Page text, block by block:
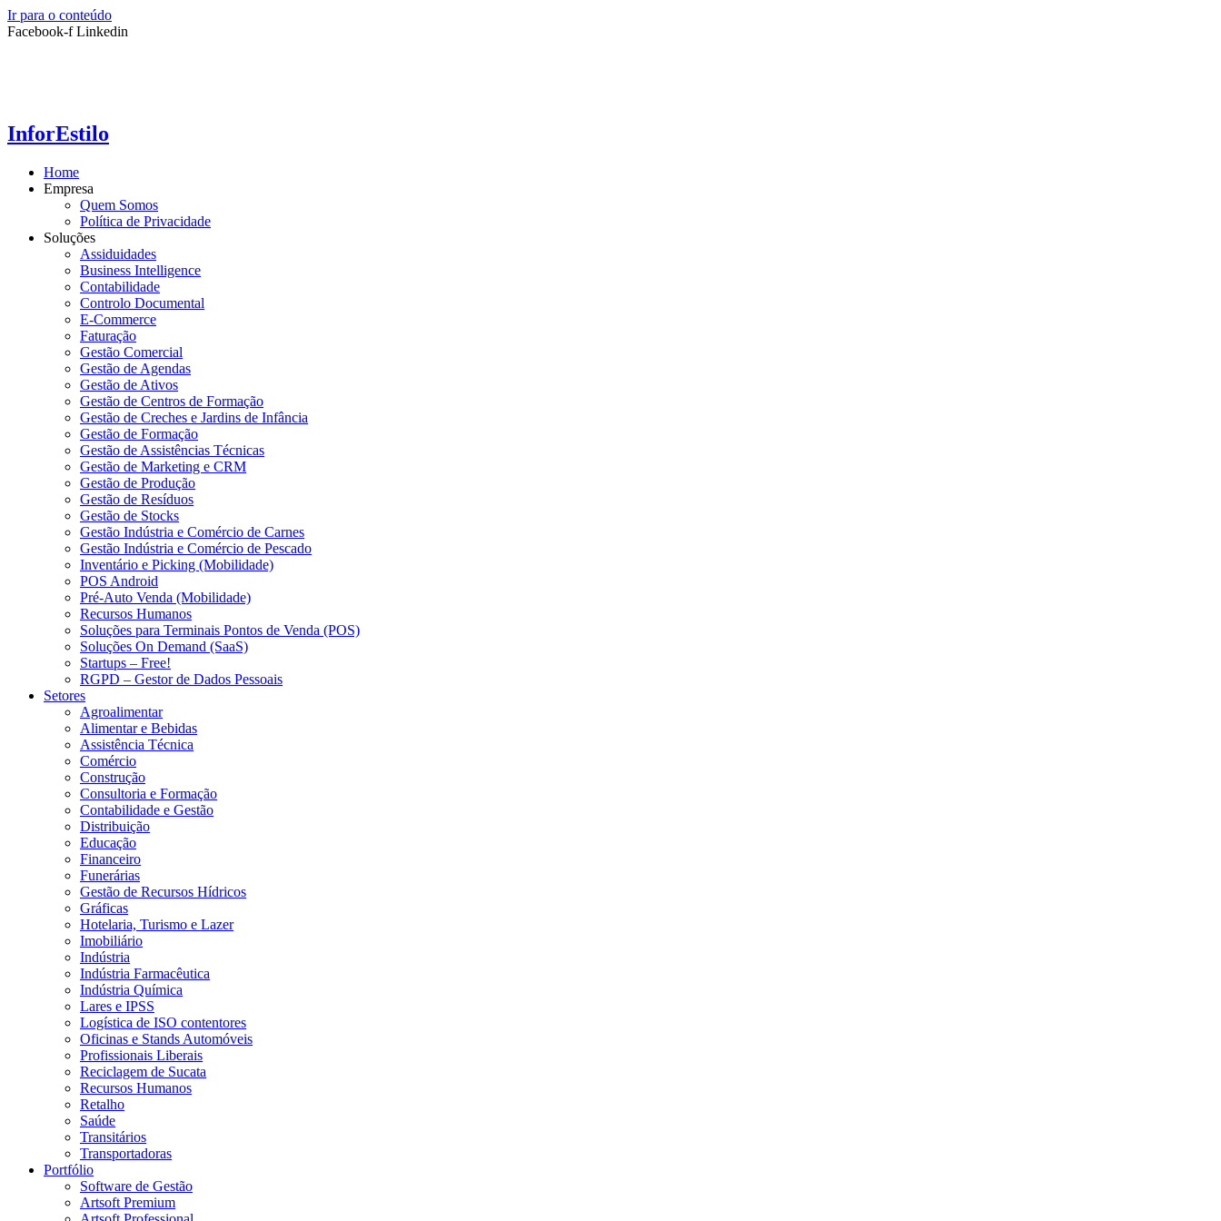
Ir para o conteúdo
Facebook-f Linkedin
InforEstilo
Home
Empresa
Quem Somos
Política de Privacidade
Soluções
Assiduidades
Business Intelligence
Contabilidade
Controlo Documental
E-Commerce
Faturação
Gestão Comercial
Gestão de Agendas
Gestão de Ativos
Gestão de Centros de Formação
Gestão de Creches e Jardins de Infância
Gestão de Formação
Gestão de Assistências Técnicas
Gestão de Marketing e CRM
Gestão de Produção
Gestão de Resíduos
Gestão de Stocks
Gestão Indústria e Comércio de Carnes
Gestão Indústria e Comércio de Pescado
Inventário e Picking (Mobilidade)
POS Android
Pré-Auto Venda (Mobilidade)
Recursos Humanos
Soluções para Terminais Pontos de Venda (POS)
Soluções On Demand (SaaS)
Startups – Free!
RGPD – Gestor de Dados Pessoais
Setores
Agroalimentar
Alimentar e Bebidas
Assistência Técnica
Comércio
Construção
Consultoria e Formação
Contabilidade e Gestão
Distribuição
Educação
Financeiro
Funerárias
Gestão de Recursos Hídricos
Gráficas
Hotelaria, Turismo e Lazer
Imobiliário
Indústria
Indústria Farmacêutica
Indústria Química
Lares e IPSS
Logística de ISO contentores
Oficinas e Stands Automóveis
Profissionais Liberais
Reciclagem de Sucata
Recursos Humanos
Retalho
Saúde
Transitários
Transportadoras
Portfólio
Software de Gestão
Artsoft Premium